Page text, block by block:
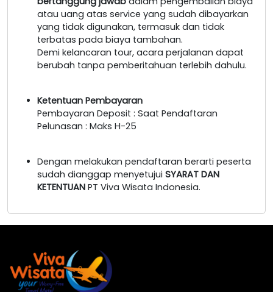
atau uang atas service yang sudah dibayarkan
yang tidak digunakan, termasuk dan tidak
terbatas pada biaya tambahan.
Demi kelancaran tour, acara perjalanan dapat
berubah tanpa pemberitahuan terlebih dahulu.
Ketentuan Pembayaran
Pembayaran Deposit : Saat Pendaftaran
Pelunasan : Maks H-25
Dengan melakukan pendaftaran berarti peserta
sudah dianggap menyetujui SYARAT DAN
KETENTUAN PT Viva Wisata Indonesia.